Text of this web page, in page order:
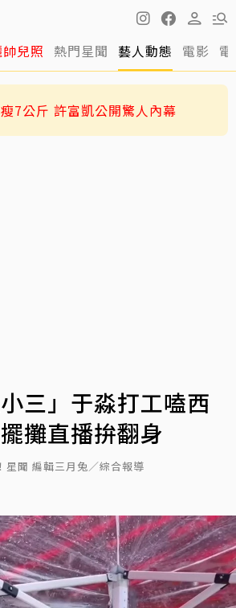
兒照 熱門星聞 藝人動態 電影
7公斤 許富凱公開驚人內幕
三」于淼打工嗑西
攤直播拚翻身
星聞 編輯三月兔／綜合報導